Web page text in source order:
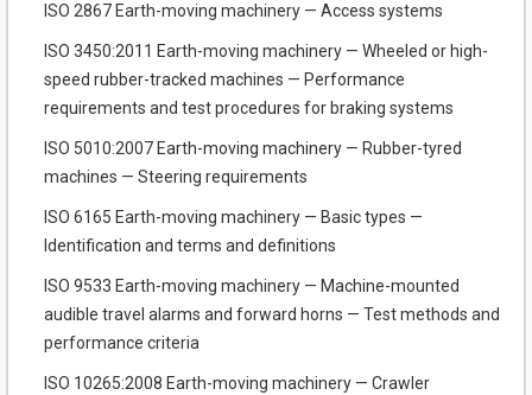
ISO 2867 Earth-moving machinery — Access systems
ISO 3450:2011 Earth-moving machinery — Wheeled or high-
speed rubber-tracked machines — Performance
requirements and test procedures for braking systems
ISO 5010:2007 Earth-moving machinery — Rubber-tyred
machines — Steering requirements
ISO 6165 Earth-moving machinery — Basic types —
Identification and terms and definitions
ISO 9533 Earth-moving machinery — Machine-mounted
audible travel alarms and forward horns — Test methods and
performance criteria
ISO 10265:2008 Earth-moving machinery — Crawler